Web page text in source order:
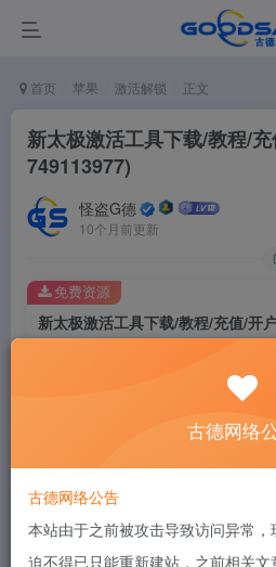
首页 苹果 激活解锁 正文
新太极激活工具下载/教程/
749113977)
怪盗G德
10个月前更新
登录查看
免费资源
古德网络
古德网络公告
本站由于之前被攻击导致访问异常
迫不得已只能重新建站，之前相关